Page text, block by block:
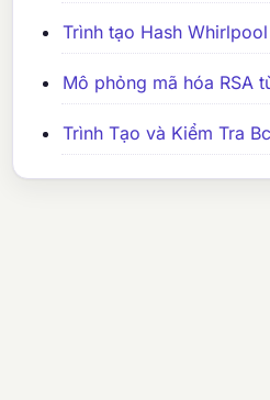
Trình tạo Hash Whirlpool
Mô phỏng mã hóa RSA
Trình Tạo và Kiểm Tra